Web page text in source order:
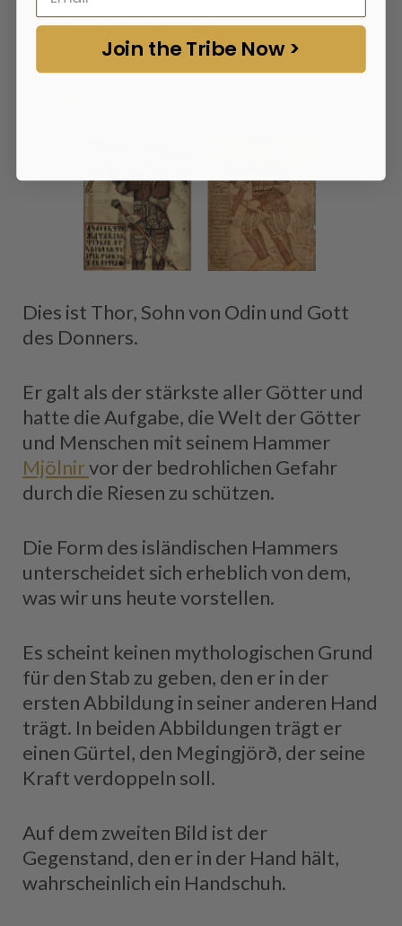
Zügel von Sleipnir hält.
Dies ist Thor, Sohn von Odin und Gott
des Donners.
Er galt als der stärkste aller Götter und
hatte die Aufgabe, die Welt der Götter
und Menschen mit seinem Hammer
Mjölnirvor der bedrohlichen Gefahr
durch die Riesen zu schützen.
Die Form des isländischen Hammers
unterscheidet sich erheblich von dem,
was wir uns heute vorstellen.
Es scheint keinen mythologischen Grund
für den Stab zu geben, den er in der
ersten Abbildung in seiner anderen Hand
trägt. In beiden Abbildungen trägt er
einen Gürtel, den Megingjörð, der seine
Kraft verdoppeln soll.
Auf dem zweiten Bild ist der
Gegenstand, den er in der Hand hält,
wahrscheinlich ein Handschuh.
Join the Tribe Now >